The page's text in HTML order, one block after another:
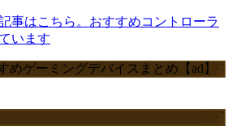
事はこちら。おすすめコントローラ
います
めゲーミングデバイスまとめ【ad】